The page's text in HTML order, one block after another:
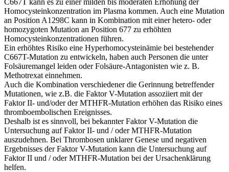
Homocysteinkonzentration im Plasma kommen. Auch eine Mutation
an Position A1298C kann in Kombination mit einer hetero- oder
homozygoten Mutation an Position 677 zu erhöhten
Homocysteinkonzentrationen führen.
Ein erhöhtes Risiko eine Hyperhomocysteinämie bei bestehender
C667T-Mutation zu entwickeln, haben auch Personen die unter
Folsäuremangel leiden oder Folsäure-Antagonisten wie z. B.
Methotrexat einnehmen.
Auch die Kombination verschiedener die Gerinnung betreffender
Mutationen, wie z.B. die Faktor V-Mutation assoziiert mit der
Faktor II- und/oder der MTHFR-Mutation erhöhen das Risiko eines
thromboembolischen Ereignisses.
Deshalb ist es sinnvoll, bei bekannter Faktor V-Mutation die
Untersuchung auf Faktor II- und / oder MTHFR-Mutation
auszudehnen. Bei Thrombosen unklarer Genese und negativen
Ergebnisses der Faktor V-Mutation kann die Untersuchung auf
Faktor II und / oder MTHFR-Mutation bei der Ursachenklärung
helfen.